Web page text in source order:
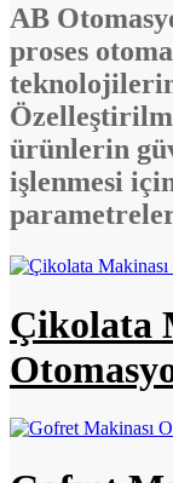
AB
proses
ürünlerin
işlenmesi
Çikolata